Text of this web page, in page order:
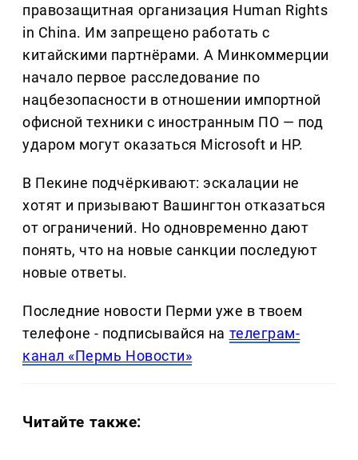
правозащитная организация Human Rights
in China. Им запрещено работать с
китайскими партнёрами. А Минкоммерции
начало первое расследование по
нацбезопасности в отношении импортной
офисной техники с иностранным ПО — под
ударом могут оказаться Microsoft и HP.
В Пекине подчёркивают: эскалации не
хотят и призывают Вашингтон отказаться
от ограничений. Но одновременно дают
понять, что на новые санкции последуют
новые ответы.
Последние новости Перми уже в твоем
телефоне - подписывайся на телеграм-
канал «Пермь Новости»
Читайте также: